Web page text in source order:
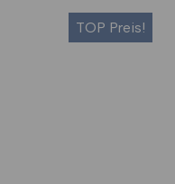
TOP Preis!